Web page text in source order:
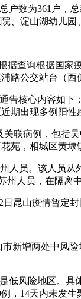
户数为361户，
、淀山湖幼儿园
据查询根据国
路公交站台（西
告核心内容如
期出现多例阳性
关联病例，包括
苑，相城区黄
人员。该人员
州人员，在隔离
昆山疫情暂定封
市新增两处中
低风险地区。
，14天内未发生